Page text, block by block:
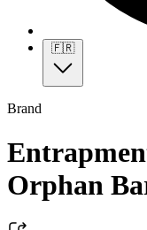
🇫🇷
Brand
Orphan